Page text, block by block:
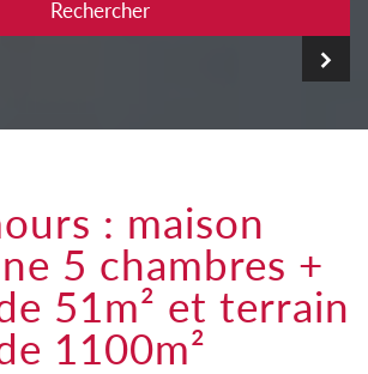
Rechercher
5 chambres +
51m² et terrain
1100m²